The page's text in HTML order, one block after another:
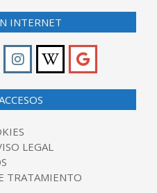
INTERNET
LEGAL
TRATAMIENTO